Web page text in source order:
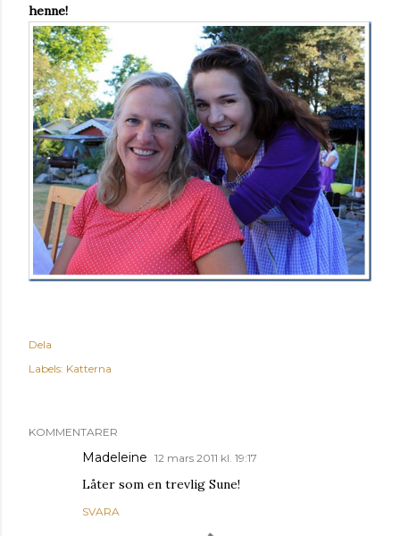
henne!
Dela
Labels: Katterna
KOMMENTARER
Madeleine 12 mars 2011 kl. 19:17
Låter som en trevlig Sune!
SVARA